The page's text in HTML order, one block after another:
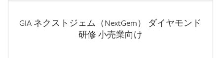
GIA ネクストジェム（NextGem） ダイヤモンド
研修 小売業向け